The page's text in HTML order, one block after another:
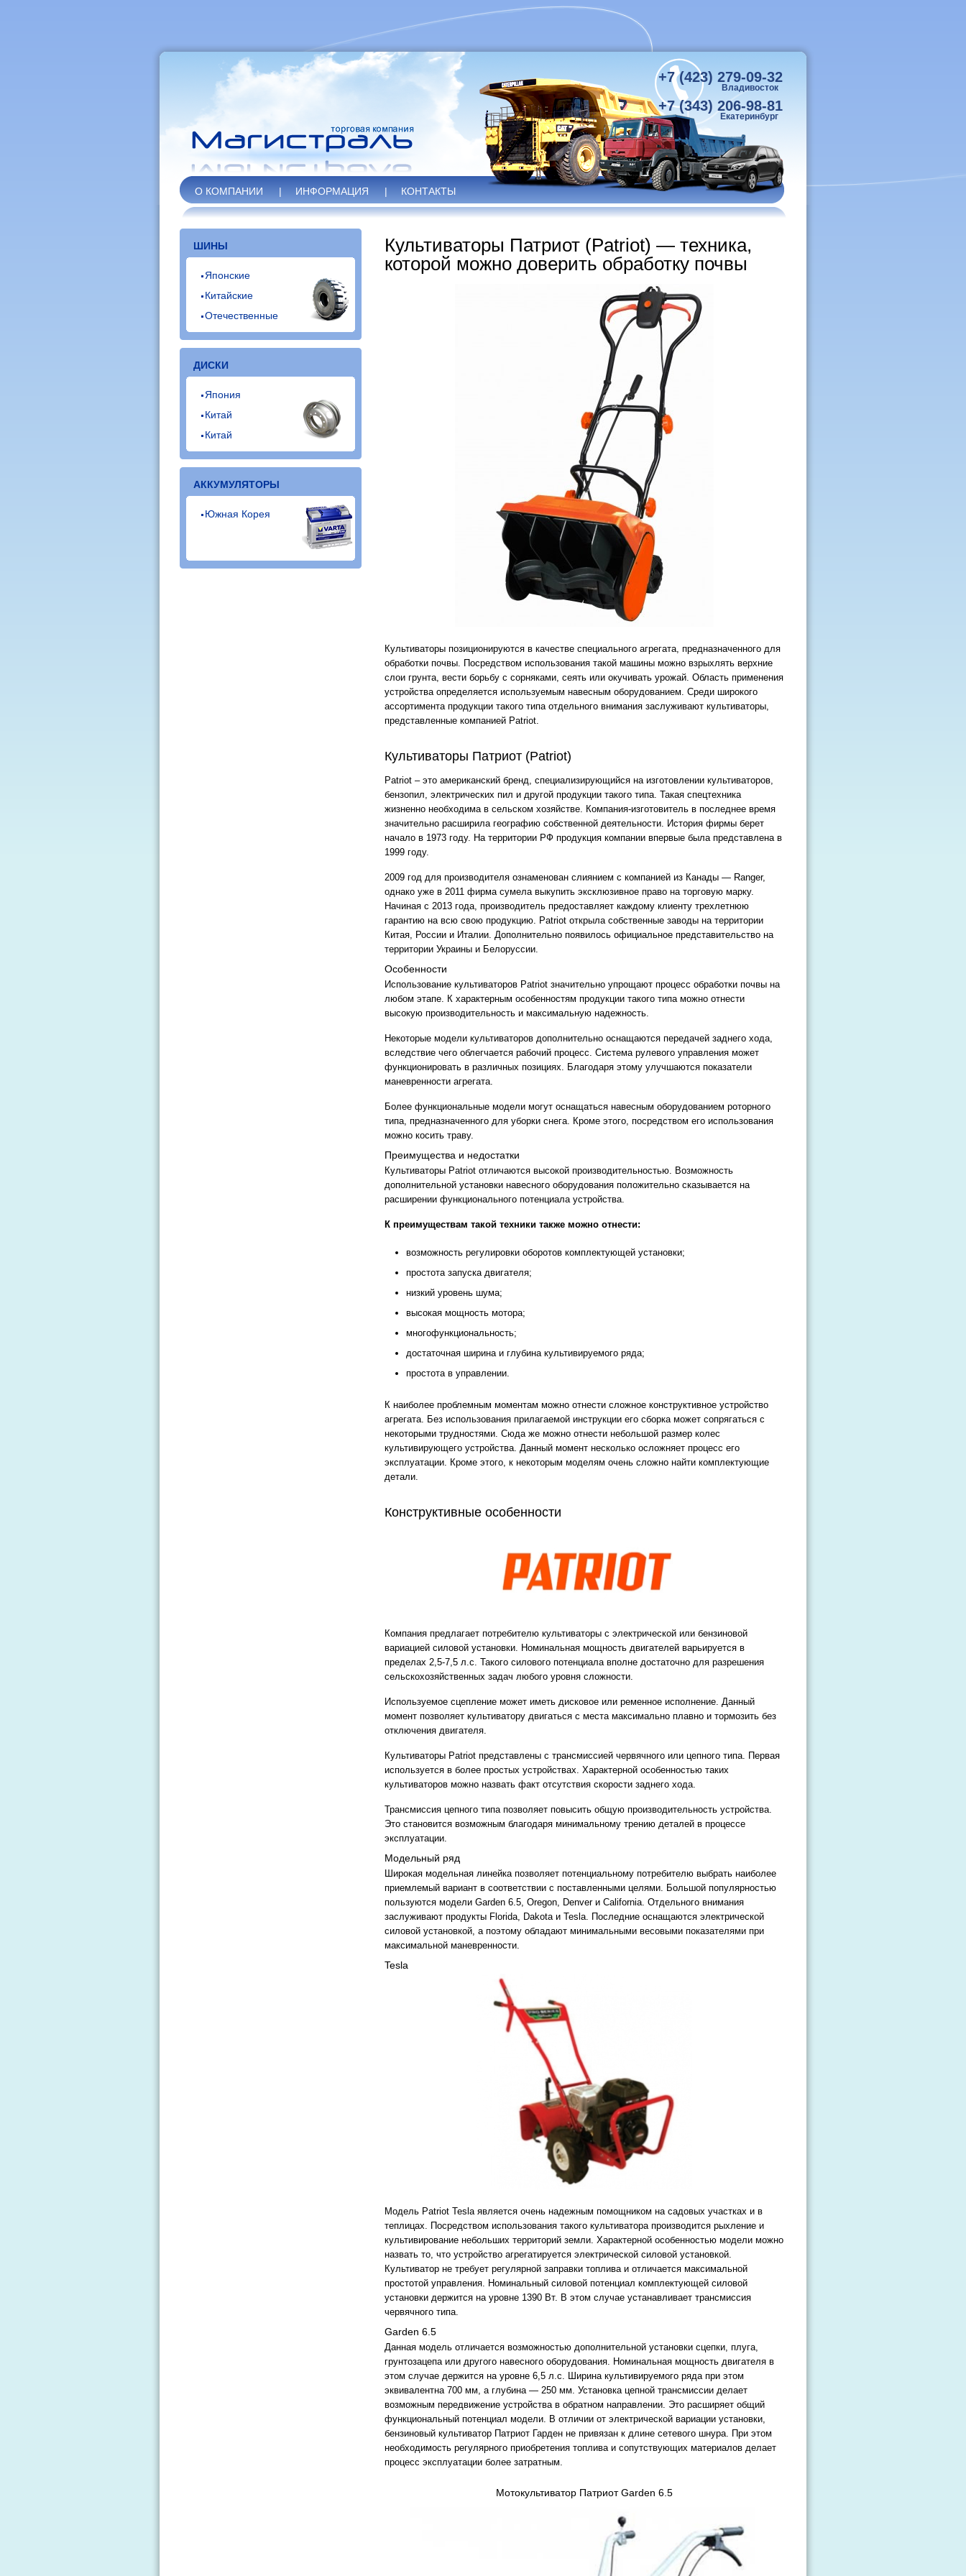
+7 (423) 279-09-32
Владивосток
+7 (343) 206-98-81
Екатеринбург
О КОМПАНИИ | ИНФОРМАЦИЯ | КОНТАКТЫ
ШИНЫ
Японские
Китайские
Отечественные
ДИСКИ
Япония
Китай
Китай
АККУМУЛЯТОРЫ
Южная Корея
Культиваторы Патриот (Patriot) — техника,
которой можно доверить обработку почвы
Культиваторы позиционируются в качестве специального агрегата, предназначенного для
обработки почвы. Посредством использования такой машины можно взрыхлять верхние
слои грунта, вести борьбу с сорняками, сеять или окучивать урожай. Область применения
устройства определяется используемым навесным оборудованием. Среди широкого
ассортимента продукции такого типа отдельного внимания заслуживают культиваторы,
представленные компанией Patriot.
Культиваторы Патриот (Patriot)
Patriot – это американский бренд, специализирующийся на изготовлении культиваторов,
бензопил, электрических пил и другой продукции такого типа. Такая спецтехника
жизненно необходима в сельском хозяйстве. Компания-изготовитель в последнее время
значительно расширила географию собственной деятельности. История фирмы берет
начало в 1973 году. На территории РФ продукция компании впервые была представлена в
1999 году.
2009 год для производителя ознаменован слиянием с компанией из Канады — Ranger,
однако уже в 2011 фирма сумела выкупить эксклюзивное право на торговую марку.
Начиная с 2013 года, производитель предоставляет каждому клиенту трехлетнюю
гарантию на всю свою продукцию. Patriot открыла собственные заводы на территории
Китая, России и Италии. Дополнительно появилось официальное представительство на
территории Украины и Белоруссии.
Особенности
Использование культиваторов Patriot значительно упрощают процесс обработки почвы на
любом этапе. К характерным особенностям продукции такого типа можно отнести
высокую производительность и максимальную надежность.
Некоторые модели культиваторов дополнительно оснащаются передачей заднего хода,
вследствие чего облегчается рабочий процесс. Система рулевого управления может
функционировать в различных позициях. Благодаря этому улучшаются показатели
маневренности агрегата.
Более функциональные модели могут оснащаться навесным оборудованием роторного
типа, предназначенного для уборки снега. Кроме этого, посредством его использования
можно косить траву.
Преимущества и недостатки
Культиваторы Patriot отличаются высокой производительностью. Возможность
дополнительной установки навесного оборудования положительно сказывается на
расширении функционального потенциала устройства.
К преимуществам такой техники также можно отнести:
возможность регулировки оборотов комплектующей установки;
простота запуска двигателя;
низкий уровень шума;
высокая мощность мотора;
многофункциональность;
достаточная ширина и глубина культивируемого ряда;
простота в управлении.
К наиболее проблемным моментам можно отнести сложное конструктивное устройство
агрегата. Без использования прилагаемой инструкции его сборка может сопрягаться с
некоторыми трудностями. Сюда же можно отнести небольшой размер колес
культивирующего устройства. Данный момент несколько осложняет процесс его
эксплуатации. Кроме этого, к некоторым моделям очень сложно найти комплектующие
детали.
Конструктивные особенности
Компания предлагает потребителю культиваторы с электрической или бензиновой
вариацией силовой установки. Номинальная мощность двигателей варьируется в
пределах 2,5-7,5 л.с. Такого силового потенциала вполне достаточно для разрешения
сельскохозяйственных задач любого уровня сложности.
Используемое сцепление может иметь дисковое или ременное исполнение. Данный
момент позволяет культиватору двигаться с места максимально плавно и тормозить без
отключения двигателя.
Культиваторы Patriot представлены с трансмиссией червячного или цепного типа. Первая
используется в более простых устройствах. Характерной особенностью таких
культиваторов можно назвать факт отсутствия скорости заднего хода.
Трансмиссия цепного типа позволяет повысить общую производительность устройства.
Это становится возможным благодаря минимальному трению деталей в процессе
эксплуатации.
Модельный ряд
Широкая модельная линейка позволяет потенциальному потребителю выбрать наиболее
приемлемый вариант в соответствии с поставленными целями. Большой популярностью
пользуются модели Garden 6.5, Oregon, Denver и California. Отдельного внимания
заслуживают продукты Florida, Dakota и Tesla. Последние оснащаются электрической
силовой установкой, а поэтому обладают минимальными весовыми показателями при
максимальной маневренности.
Tesla
Модель Patriot Tesla является очень надежным помощником на садовых участках и в
теплицах. Посредством использования такого культиватора производится рыхление и
культивирование небольших территорий земли. Характерной особенностью модели можно
назвать то, что устройство агрегатируется электрической силовой установкой.
Культиватор не требует регулярной заправки топлива и отличается максимальной
простотой управления. Номинальный силовой потенциал комплектующей силовой
установки держится на уровне 1390 Вт. В этом случае устанавливает трансмиссия
червячного типа.
Garden 6.5
Данная модель отличается возможностью дополнительной установки сцепки, плуга,
грунтозацепа или другого навесного оборудования. Номинальная мощность двигателя в
этом случае держится на уровне 6,5 л.с. Ширина культивируемого ряда при этом
эквивалентна 700 мм, а глубина — 250 мм. Установка цепной трансмиссии делает
возможным передвижение устройства в обратном направлении. Это расширяет общий
функциональный потенциал модели. В отличии от электрической вариации установки,
бензиновый культиватор Патриот Гарден не привязан к длине сетевого шнура. При этом
необходимость регулярного приобретения топлива и сопутствующих материалов делает
процесс эксплуатации более затратным.
Мотокультиватор Патриот Garden 6.5